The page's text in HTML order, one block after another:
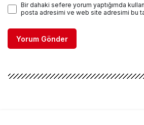
Bir dahaki sefere yorum yaptığımda
posta adresimi ve web site adresimi bu
Yorum Gönder